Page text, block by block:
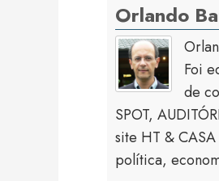
Orlando
Foi
de
SPOT,
site HT &
política,